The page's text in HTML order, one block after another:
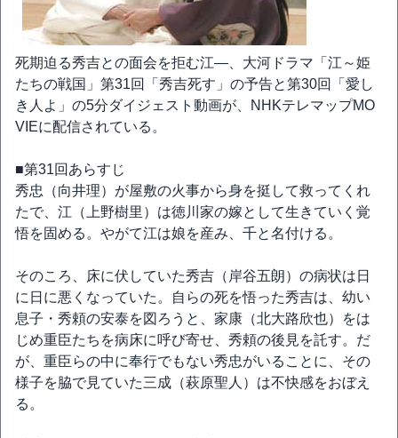
死期迫る秀吉との面会を拒む江―、大河ドラマ「江～姫
たちの戦国」第31回「秀吉死す」の予告と第30回「愛し
き人よ」の5分ダイジェスト動画が、NHKテレマップMO
VIEに配信されている。
■第31回あらすじ
秀忠（向井理）が屋敷の火事から身を挺して救ってくれ
たで、江（上野樹里）は徳川家の嫁として生きていく覚
悟を固める。やがて江は娘を産み、千と名付ける。
そのころ、床に伏していた秀吉（岸谷五朗）の病状は日
に日に悪くなっていた。自らの死を悟った秀吉は、幼い
息子・秀頼の安泰を図ろうと、家康（北大路欣也）をは
じめ重臣たちを病床に呼び寄せ、秀頼の後見を託す。だ
が、重臣らの中に奉行でもない秀忠がいることに、その
様子を脇で見ていた三成（萩原聖人）は不快感をおぼえ
る。